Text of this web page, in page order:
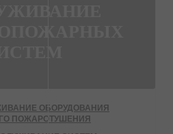
ОБОРУДОВАНИЯ
ПОЖАРОТУШЕНИЯ